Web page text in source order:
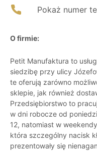
Pokaż numer
O firmie:
Petit Manufaktura to
siedzibę przy ulicy
te oferują zarówno
sklepie, jak również
Przedsiębiorstwo to
w dni robocze od
12, natomiast w
która szczególny nacisk
prezentowały się